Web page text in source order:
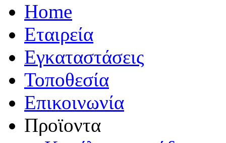
Home
Εταιρεία
Εγκαταστάσεις
Τοποθεσία
Eπικοινωνία
Προϊοντα